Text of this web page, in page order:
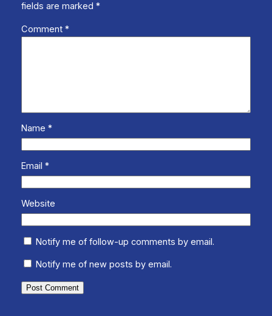
fields are marked *
Comment *
Name *
Email *
Website
Notify me of follow-up comments by email.
Notify me of new posts by email.